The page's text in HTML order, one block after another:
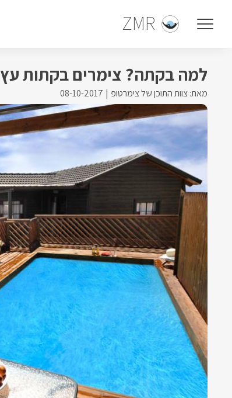
ZMR
למה בקתה? צימרים בקתות עץ
מאת: צוות התוכן של צימרטופ 08-10-2017